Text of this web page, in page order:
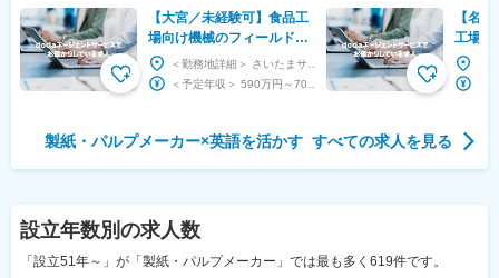
【大宮／未経験可】食品工
場向け機械のフィールドエ
ンジニア◆初年度590万～
／シェアトップ級メーカー
【名
工場向
エン
～／シ
製紙・パルプメーカー×英語を活かす すべての求人を見る
設立年数別の求人数
「設立51年～」が「製紙・パルプメーカー」では最も多く619件です。